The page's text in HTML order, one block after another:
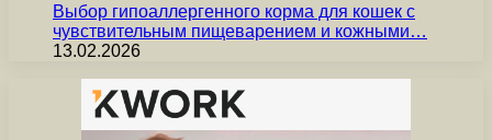
Выбор гипоаллергенного корма для кошек с
чувствительным пищеварением и кожными…
13.02.2026